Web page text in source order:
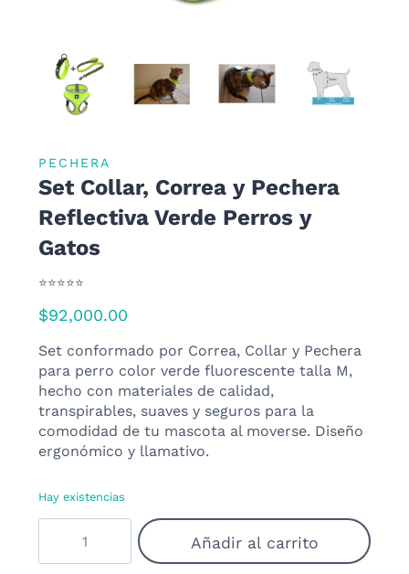
PECHERA
Set Collar, Correa y Pechera
Reflectiva Verde Perros y
Gatos
⭐⭐⭐⭐⭐
$92,000.00
Set conformado por Correa, Collar y Pechera
para perro color verde fluorescente talla M,
hecho con materiales de calidad,
transpirables, suaves y seguros para la
comodidad de tu mascota al moverse. Diseño
ergonómico y llamativo.
Hay existencias
Correa
Añadir al carrito